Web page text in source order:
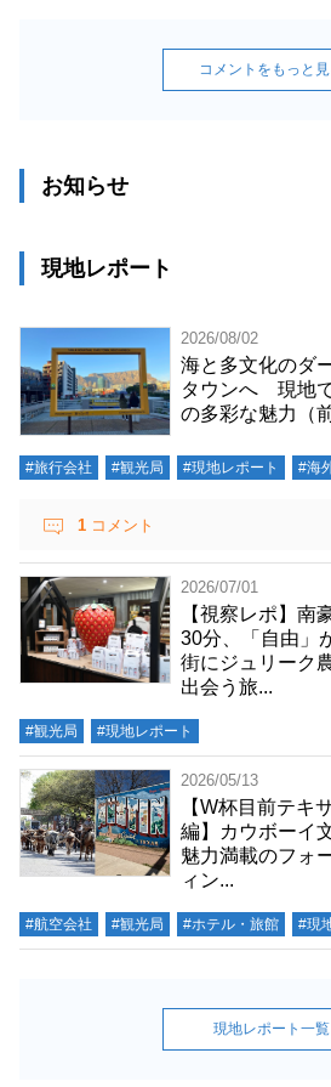
コメントをもっと
お知らせ
現地レポート
2026/08/02
海と多文化のダ
タウンへ 現地
の多彩な魅力（
#旅行会社 #観光局 #現地レポート #海
1 コメント
2026/07/01
【視察レポ】南
30分、「自由」
街にジュリーク
出会う旅...
#観光局 #現地レポート
2026/05/13
【W杯目前テキ
編】カウボーイ
魅力満載のフォ
ィン...
#航空会社 #観光局 #ホテル・旅館 #現
現地レポート一覧